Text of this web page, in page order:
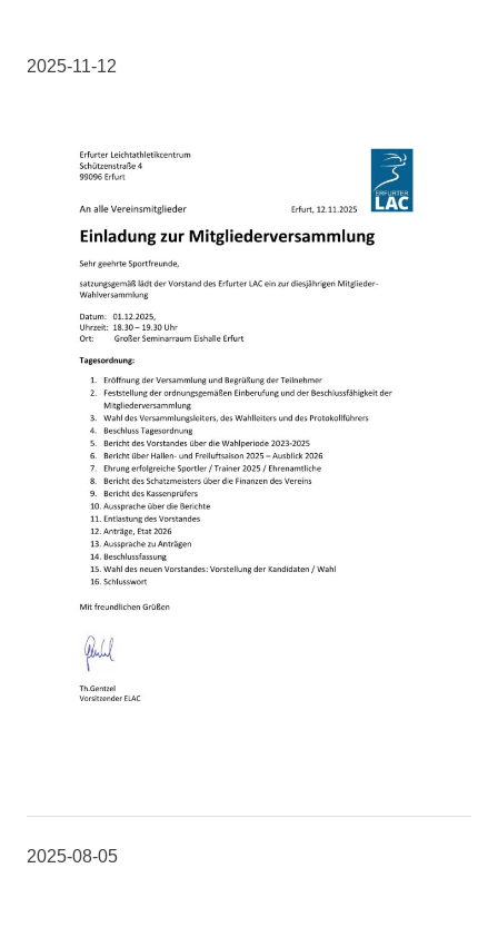
2025-11-12
2025-08-05